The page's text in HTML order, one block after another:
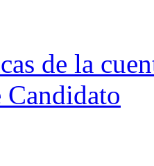
de la
Candidato